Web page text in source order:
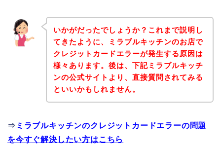
いかがだったでしょうか？これまで説明し
てきたように、ミラブルキッチンのお店で
クレジットカードエラーが発生する原因は
様々あります。後は、下記ミラブルキッチ
ンの公式サイトより、直接質問されてみる
といいかもしれません。
⇒ ミラブルキッチンのクレジットカードエラーの問題
を今すぐ解決したい方はこちら